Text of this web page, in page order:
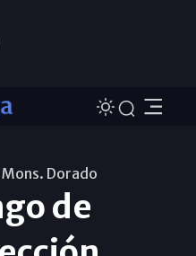
Dorado
de